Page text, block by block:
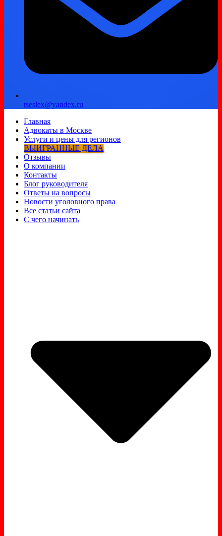
tseslex@yandex.ru
Главная
Адвокаты в Москве
Услуги и цены для регионов
ВЫИГРАННЫЕ ДЕЛА
Отзывы
О компании
Контакты
Блог руководителя
Ответы на вопросы
Новости уголовного права
Все статьи сайта
С чего начинать